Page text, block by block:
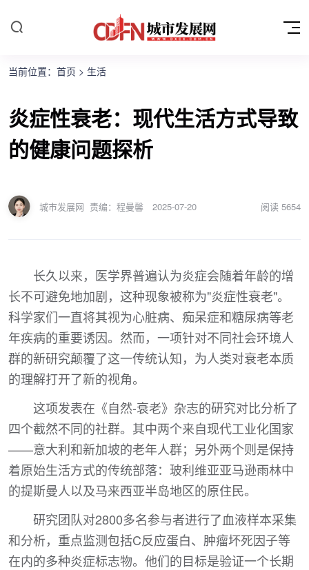
当前位置： 首页 > 生活
炎症性衰老：现代生活方式导致
的健康问题探析
城市发展网 责编：程曼馨 2025-07-20 阅读 5654
长久以来，医学界普遍认为炎症会随着年龄的增
长不可避免地加剧，这种现象被称为"炎症性衰老"。
科学家们一直将其视为心脏病、痴呆症和糖尿病等老
年疾病的重要诱因。然而，一项针对不同社会环境人
群的新研究颠覆了这一传统认知，为人类对衰老本质
的理解打开了新的视角。
这项发表在《自然-衰老》杂志的研究对比分析了
四个截然不同的社群。其中两个来自现代工业化国家
——意大利和新加坡的老年人群；另外两个则是保持
着原始生活方式的传统部落：玻利维亚亚马逊雨林中
的提斯曼人以及马来西亚半岛地区的原住民。
研究团队对2800多名参与者进行了血液样本采集
和分析，重点监测包括C反应蛋白、肿瘤坏死因子等
在内的多种炎症标志物。他们的目标是验证一个长期